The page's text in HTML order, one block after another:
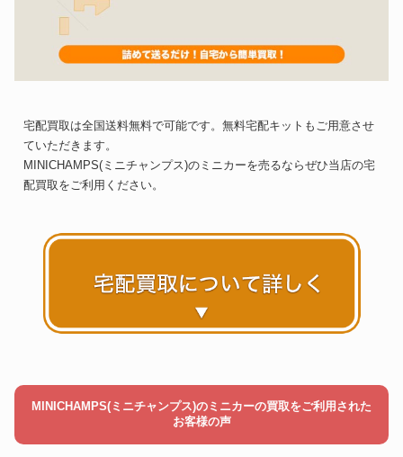
宅配買取は全国送料無料で可能です。無料宅配キットもご用意させ
ていただきます。
MINICHAMPS(ミニチャンプス)のミニカーを売るならぜひ当店の宅
配買取をご利用ください。
MINICHAMPS(ミニチャンプス)のミニカーの買取をご利用された
お客様の声